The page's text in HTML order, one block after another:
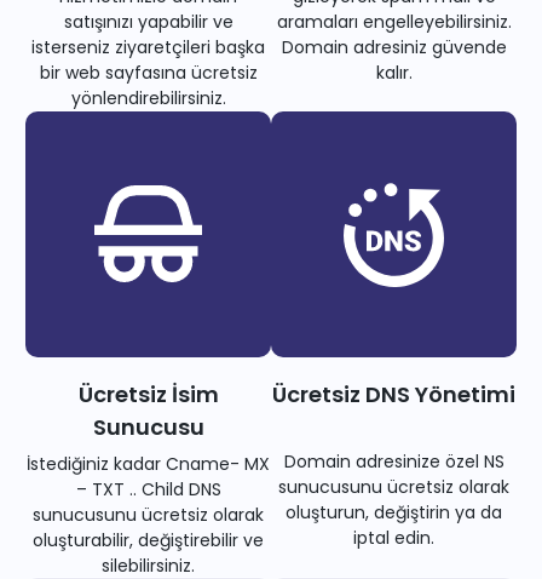
satışınızı yapabilir ve
isterseniz ziyaretçileri başka
bir web sayfasına ücretsiz
yönlendirebilirsiniz.
aramaları engelleyebilirsiniz.
Domain adresiniz güvende
kalır.
Ücretsiz İsim
Sunucusu
İstediğiniz kadar Cname- MX
– TXT .. Child DNS
sunucusunu ücretsiz olarak
oluşturabilir, değiştirebilir ve
silebilirsiniz.
Ücretsiz DNS Yönetimi
Domain adresinize özel NS
sunucusunu ücretsiz olarak
oluşturun, değiştirin ya da
iptal edin.